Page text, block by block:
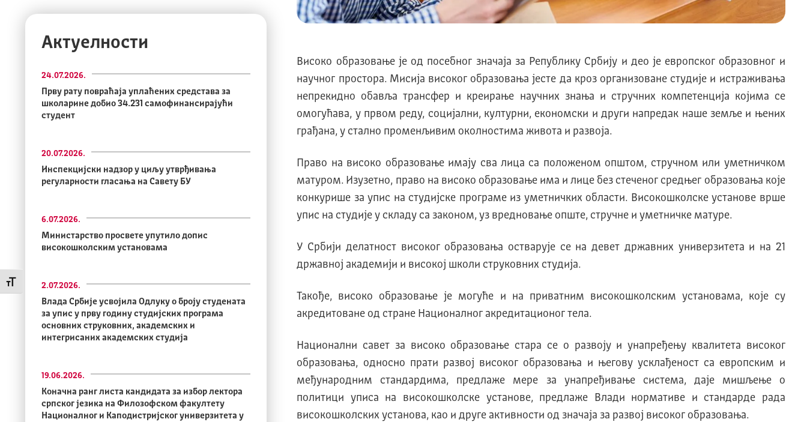
Промени величину слова
Актуелности
Прву рату повраћаја уплаћених средстава за
школарине добио 34.231 самофинансирајући
студент
24.07.2026.
Инспекцијски надзор у циљу утврђивања
регуларности гласања на Савету БУ
20.07.2026.
Министарство просвете упутило допис
високошколским установама
6.07.2026.
Влада Србије усвојила Одлуку о броју студената
за упис у прву годину студијских програма
основних струковних, академских и
интегрисаних академских студија
2.07.2026.
Коначна ранг листа кандидата за избор лектора
српског језика на Филозофском факултету
Националног и Каподистријског универзитета у
19.06.2026.
Високо образовање је од посебног значаја за Републику Србију и део је европског образовног и
научног простора. Мисија високог образовања јесте да кроз организоване студије и истраживања
непрекидно обавља трансфер и креирање научних знања и стручних компетенција којима се
омогућава, у првом реду, социјални, културни, економски и други напредак наше земље и њених
грађана, у стално променљивим околностима живота и развоја.
Право на високо образовање имају сва лица са положеном општом, стручном или уметничком
матуром. Изузетно, право на високо образовање има и лице без стеченог средњег образовања које
конкурише за упис на студијске програме из уметничких области. Високошколске установе врше
упис на студије у складу са законом, уз вредновање опште, стручне и уметничке матуре.
У Србији делатност високог образовања остварује се на девет државних универзитета и на 21
државној академији и високој школи струковних студија.
Такође, високо образовање је могуће и на приватним високошколским установама, које су
акредитоване од стране Националног акредитационог тела.
Национални савет за високо образовање стара се о развоју и унапређењу квалитета високог
образовања, односно прати развој високог образовања и његову усклађеност са европским и
међународним стандардима, предлаже мере за унапређивање система, даје мишљење о
политици уписа на високошколске установе, предлаже Влади нормативе и стандарде рада
високошколских установа, као и друге активности од значаја за развој високог образовања.